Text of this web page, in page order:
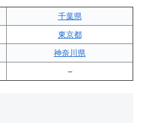
千葉県
東京都
神奈川県
–